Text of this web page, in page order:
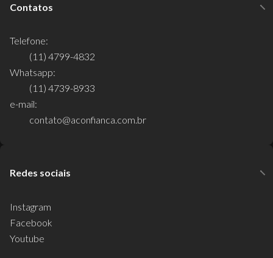
Contatos
Telefone:
(11) 4799-4832
Whatsapp:
(11) 4739-8933
e-mail:
contato@aconfianca.com.br
Redes sociais
Instagram
Facebook
Youtube